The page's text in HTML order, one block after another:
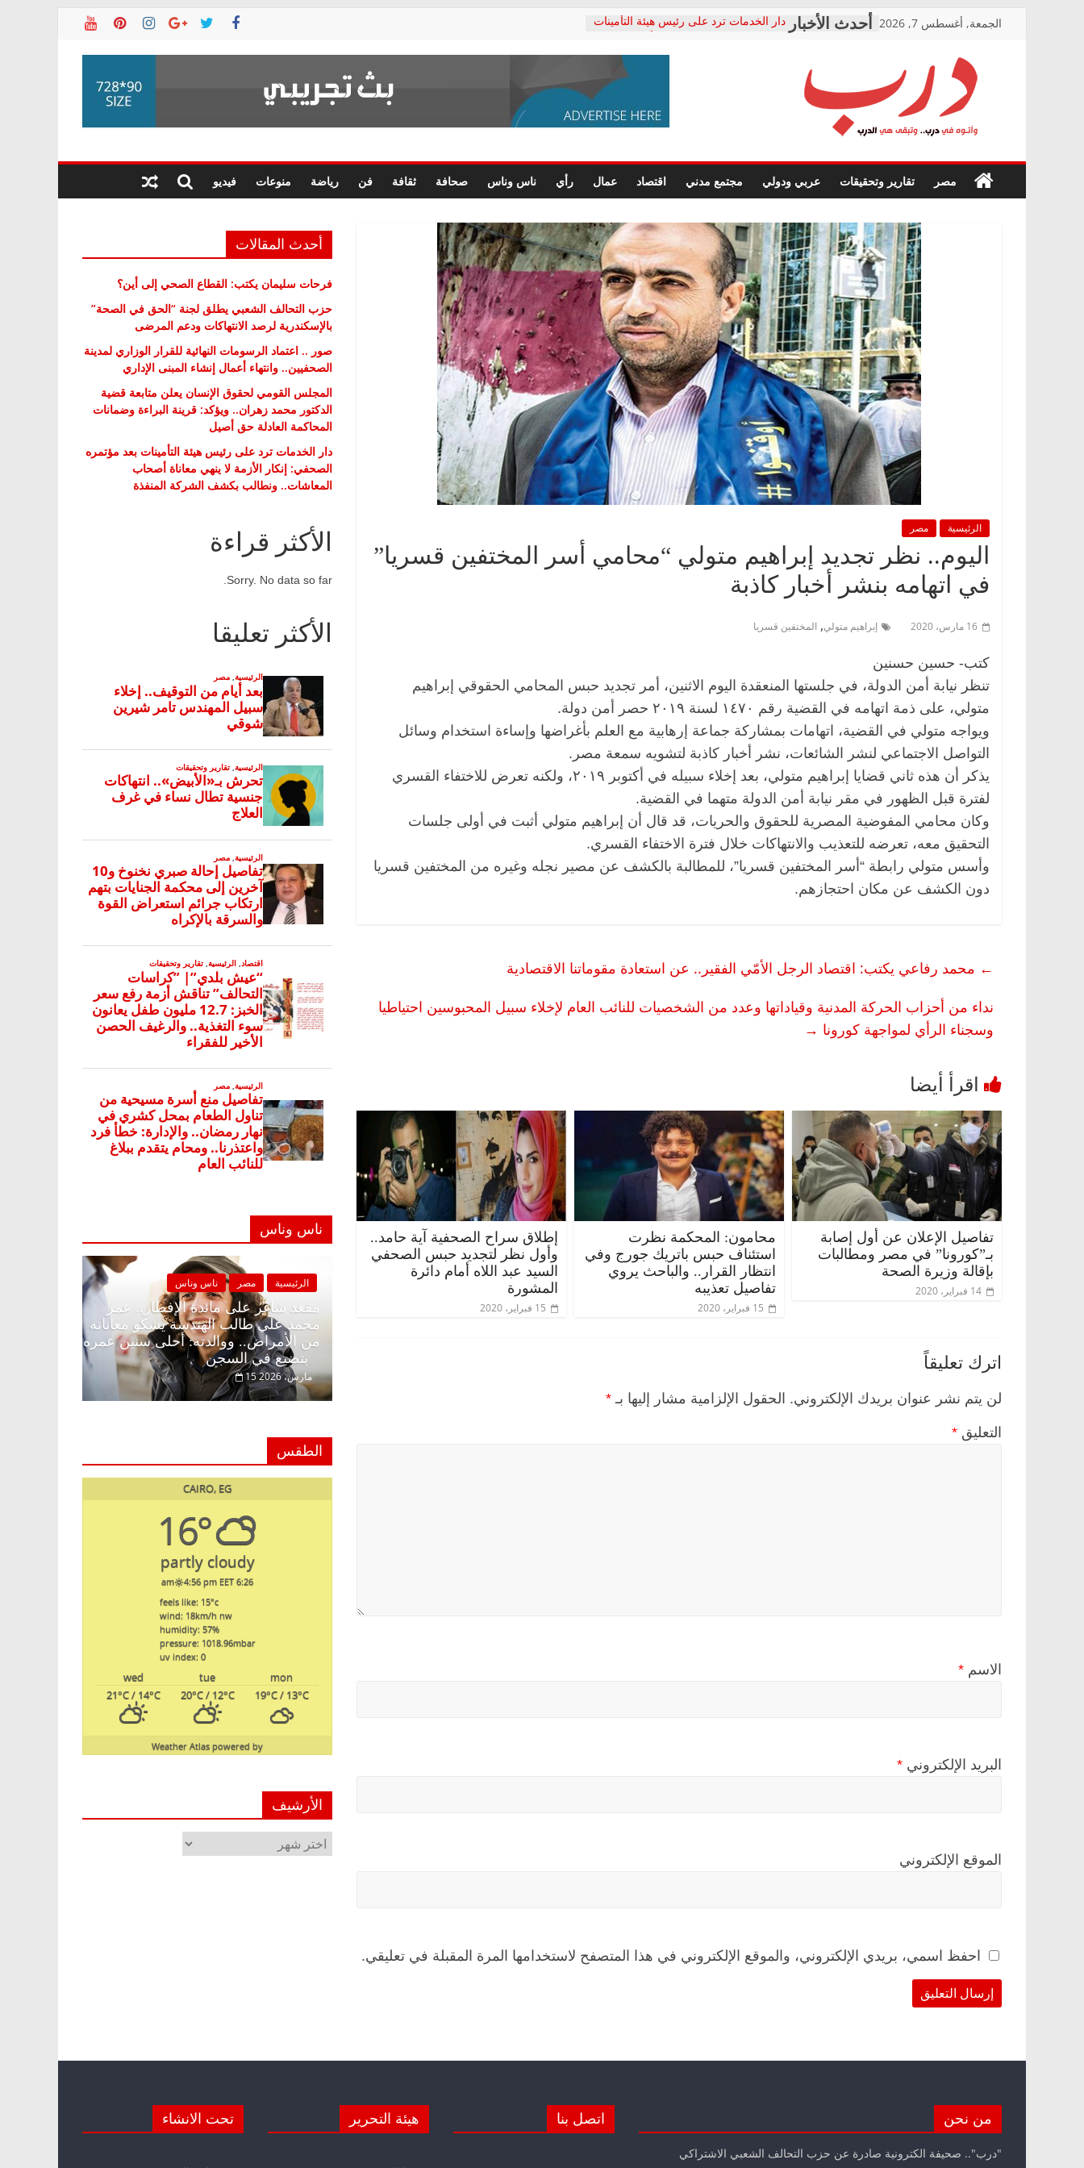
الجمعة, أغسطس 7, 2026
دار الخدمات ترد على رئيس هيئة التأمينات
معاناة أصحاب المعاشات.. ونطالب بكشف
فرحات سليمان يكتب: القطاع الصحي إلى
حزب التحالف الشعبي يطلق لجنة “الحق
صور .. اعتماد الرسومات النهائية للقرار
الوزاري لمدينة الصحفيين.. وانتهاء أعمال
إنشاء المبنى الإداري
متابعة قضية الدكتور محمد زهران.. ويؤكد:
قرينة البراءة وضمانات المحاكمة العادلة
حق أصيل
درب
في
درب..
مصر تقارير وتحقيقات عربي ودولي مجتمع مدني اقتصاد عمال رأي ناس وناس صحافة ثقافة فن رياضة منوعات فيديو
الرئيسية مصر
اليوم.. نظر تجديد إبراهيم متولي “محامي أسر المختفين قسريا”
في اتهامه بنشر أخبار كاذبة
16 مارس، 2020 إبراهيم متولي, المختفين قسريا
كتب- حسين حسنين
تنظر نيابة أمن الدولة، في جلستها المنعقدة اليوم الاثنين، أمر تجديد حبس المحامي الحقوقي إبراهيم
متولي، على ذمة اتهامه في القضية رقم ١٤٧٠ لسنة ٢٠١٩ حصر أمن دولة.
ويواجه متولي في القضية، اتهامات بمشاركة جماعة إرهابية مع العلم بأغراضها وإساءة استخدام وسائل
التواصل الاجتماعي لنشر الشائعات، نشر أخبار كاذبة لتشويه سمعة مصر.
يذكر أن هذه ثاني قضايا إبراهيم متولي، بعد إخلاء سبيله في أكتوبر ٢٠١٩، ولكنه تعرض للاختفاء القسري
لفترة قبل الظهور في مقر نيابة أمن الدولة متهما في القضية.
وكان محامي المفوضية المصرية للحقوق والحريات، قد قال أن إبراهيم متولي أثبت في أولى جلسات
التحقيق معه، تعرضه للتعذيب والانتهاكات خلال فترة الاختفاء القسري.
وأسس متولي رابطة “أسر المختفين قسريا”، للمطالبة بالكشف عن مصير نجله وغيره من المختفين قسريا
دون الكشف عن مكان احتجازهم.
← محمد رفاعي يكتب: اقتصاد الرجل الأمّي الفقير.. عن استعادة مقوماتنا الاقتصادية
نداء من أحزاب الحركة المدنية وقياداتها وعدد من الشخصيات للنائب العام لإخلاء سبيل المحبوسين احتياطيا
وسجناء الرأي لمواجهة كورونا →
تفاصيل الإعلان عن أول إصابة
بـ”كورونا” في مصر ومطالبات
بإقالة وزيرة الصحة
14 فبراير، 2020
محامون: المحكمة نظرت
استئناف حبس باتريك جورج وفي
انتظار القرار.. والباحث يروي
تفاصيل تعذيبه
15 فبراير، 2020
إطلاق سراح الصحفية آية حامد..
وأول نظر لتجديد حبس الصحفي
السيد عبد اللاه أمام دائرة
المشورة
15 فبراير، 2020
اترك تعليقاً
لن يتم نشر عنوان بريدك الإلكتروني. الحقول الإلزامية مشار إليها بـ *
التعليق *
الاسم *
البريد الإلكتروني *
الموقع الإلكتروني
احفظ اسمي، بريدي الإلكتروني، والموقع الإلكتروني في هذا المتصفح لاستخدامها المرة المقبلة في تعليقي.
أحدث المقالات
فرحات سليمان يكتب: القطاع الصحي إلى أين؟
حزب التحالف الشعبي يطلق لجنة “الحق في الصحة”
بالإسكندرية لرصد الانتهاكات ودعم المرضى
صور .. اعتماد الرسومات النهائية للقرار الوزاري لمدينة
الصحفيين.. وانتهاء أعمال إنشاء المبنى الإداري
المجلس القومي لحقوق الإنسان يعلن متابعة قضية
الدكتور محمد زهران.. ويؤكد: قرينة البراءة وضمانات
المحاكمة العادلة حق أصيل
دار الخدمات ترد على رئيس هيئة التأمينات بعد مؤتمره
الصحفي: إنكار الأزمة لا ينهي معاناة أصحاب
المعاشات.. ونطالب بكشف الشركة المنفذة
الأكثر قراءة
Sorry. No data so far.
الأكثر تعليقا
ناس وناس
الرئيسية مصر
مقعد شاغر على مائدة
محمد علي طالب الهندسة يشكو
من الأمراض.. ووالدته: أحلى
بتضيع في السجن
15 مارس، 2026
الرئيسية ناس وناس
مقعد شاغر على الإفطار وبلكونة بلا زينة
رمضان.. د. عبدالخالق فاروق خبير
اقتصادي في انتظار حلم الحرية ولمة
الرئيسية مصر ناس وناس
مقعد شاغر على مائدة الإفطار.. يحيى
للحرية (بروفايل)
الطقس
CAIRO, EG
16°
partly cloudy
6:26 am
4:56 pm EET
feels like: 15°c
wind: 18km/h nw
humidity: 57%
pressure: 1018.96mbar
uv index: 0
mon
tue
wed
19°C/ 13°C
20°C/ 12°C
21°C/ 14°C
powered by
Weather Atlas
الأرشيف
الأرشيف
من نحن
"درب".. صحيفة الكترونية صادرة عن حزب التحالف الشعبي الاشتراكي
اتصل بنا هيئة التحرير تحت الانشاء